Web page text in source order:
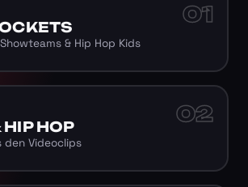
01
& Hip Hop Kids
02
HOP
den Videoclips